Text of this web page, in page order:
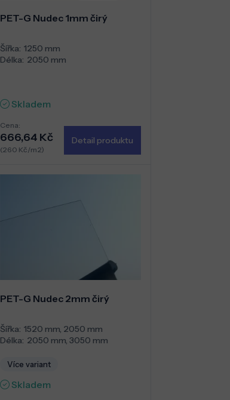
PET-G Nudec 1mm čirý
Šířka: 1250 mm
Délka: 2050 mm
Skladem
Cena:
666,64 Kč
(260 Kč/m2)
Detail produktu
PET-G Nudec 2mm čirý
Šířka: 1520 mm 2050 mm
Délka: 2050 mm ,3050 mm
Více variant
Skladem